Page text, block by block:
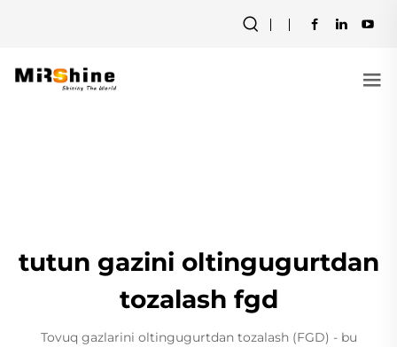
tutun gazini oltingugurtdan
tozalash fgd
Tovuq gazlarini oltingugurtdan tozalash (FGD) - bu